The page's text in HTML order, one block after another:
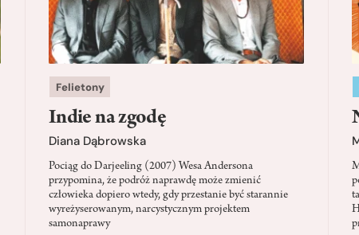
Felietony
Indie na zgodę
Diana Dąbrowska
Pociąg do Darjeeling (2007) Wesa Andersona
przypomina, że podróż naprawdę może zmienić
człowieka dopiero wtedy, gdy przestanie być starannie
wyreżyserowanym, narcystycznym projektem
samonaprawy